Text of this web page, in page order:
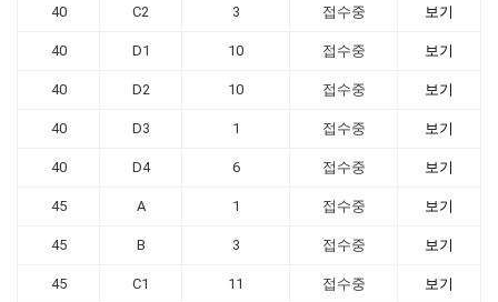
40 C2 3 접수중 보기
40 D1 10 접수중 보기
40 D2 10 접수중 보기
40 D3 1 접수중 보기
40 D4 6 접수중 보기
45 A 1 접수중 보기
45 B 3 접수중 보기
45 C1 11 접수중 보기